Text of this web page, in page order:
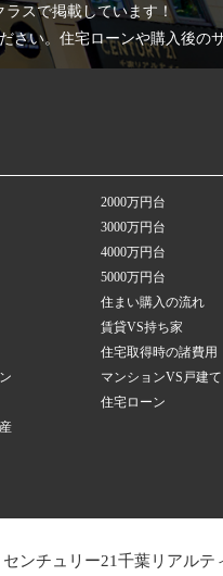
ラスで掲載しています！
い。住宅ローンや購入後の
2000万円台
3000万円台
4000万円台
5000万円台
住まい購入の流れ
賃貸VS持ち家
住宅取得時の諸費用
マンションVS戸建て
住宅ローン
センチュリー21千葉リアルテ